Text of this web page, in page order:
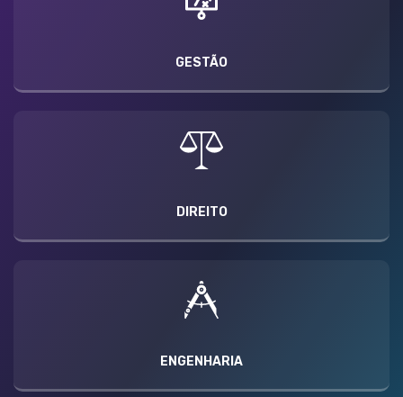
GESTÃO
DIREITO
ENGENHARIA